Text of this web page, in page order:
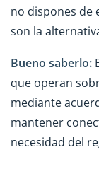
no dispones de
son la
Bueno saberlo:
que operan
mediante
mantener
necesidad del